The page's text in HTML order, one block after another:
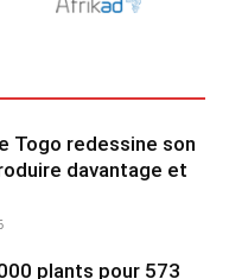
Togo redessine son
davantage et
plants pour 573